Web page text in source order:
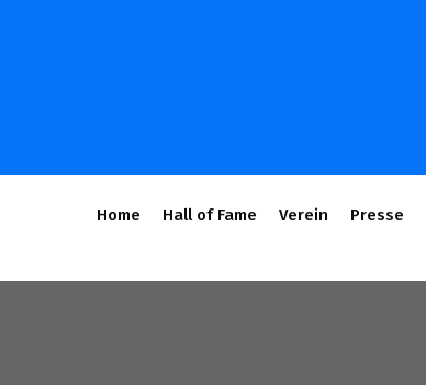
Home Hall of Fame Verein Presse